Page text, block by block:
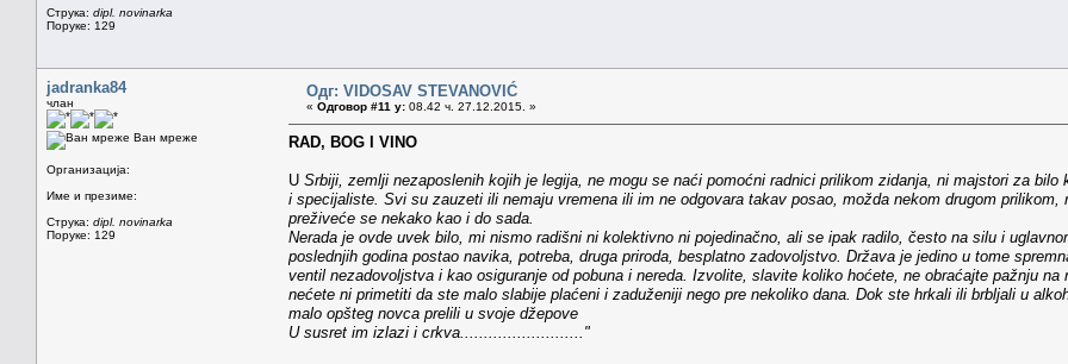
Струка: dipl. novinarka
Поруке: 129
jadranka84
члан
Ван мреже
Организација:
Име и презиме:
Струка: dipl. novinarka
Поруке: 129
Одг: VIDOSAV STEVANOVIĆ
« Одговор #11 у: 08.42 ч. 27.12.2015. »
RAD, BOG I VINO
U Srbiji, zemlji nezaposlenih kojih je legija, ne mogu se naći pomoćni radnici prilikom zidanja, ni majstori za
i specijaliste. Svi su zauzeti ili nemaju vremena ili im ne odgovara takav posao, možda nekom drugom
preživeće se nekako kao i do sada.
Nerada je ovde uvek bilo, mi nismo radišni ni kolektivno ni pojedinačno, ali se ipak radilo, često na silu i
poslednjih godina postao navika, potreba, druga priroda, besplatno zadovoljstvo. Država je jedino u tome
ventil nezadovoljstva i kao osiguranje od pobuna i nereda. Izvolite, slavite koliko hoćete, ne obraćajte pažnju
nećete ni primetiti da ste malo slabije plaćeni i zaduženiji nego pre nekoliko dana. Dok ste hrkali ili brbljali u
malo opšteg novca prelili u svoje džepove
U susret im izlazi i crkva.........................."